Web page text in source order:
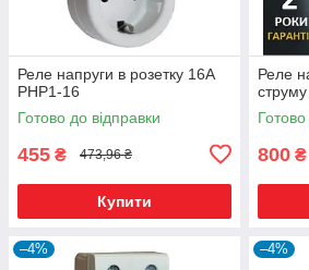
Реле напруги в розетку 16А
РНР1-16
Готово до відправки
455 ₴ 473,96 ₴
Купити
Реле
800 ₴
–4% –4%